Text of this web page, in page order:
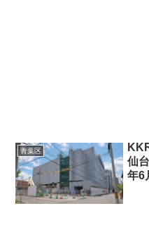
青葉区
仙
年6